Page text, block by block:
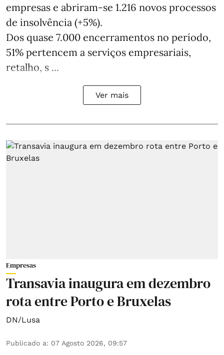
empresas e abriram‑se 1.216 novos processos
de insolvência (+5%).
Dos quase 7.000 encerramentos no período,
51% pertencem a serviços empresariais,
retalho, s ...
Ver mais
Empresas
Transavia inaugura em dezembro
rota entre Porto e Bruxelas
DN/Lusa
Publicado a: 07 Agosto 2026, 09:57